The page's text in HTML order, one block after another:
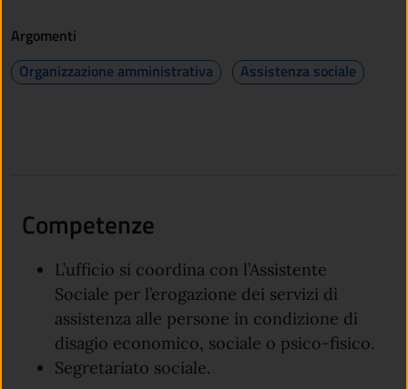
Argomenti
Organizzazione amministrativa
Assistenza sociale
Competenze
L’ufficio si coordina con l’Assistente
Sociale per l’erogazione dei servizi di
assistenza alle persone in condizione di
disagio economico, sociale o psico-fisico.
Segretariato sociale.